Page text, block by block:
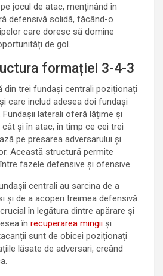
jocul de atac, menținând în
defensivă solidă, făcând-o
care doresc să domine
de gol.
formației 3-4-3
din trei fundași centrali poziționați
care includ adesea doi fundași
laterali oferă lățime și
și în atac, în timp ce cei trei
pe presarea adversarului și
Această structură permite
fazele defensive și ofensive.
centrali au sarcina de a
și de a acoperi treimea defensivă.
în legătura dintre apărare și
în recuperarea mingii și
sunt de obicei poziționați
lăsate de adversari, creând